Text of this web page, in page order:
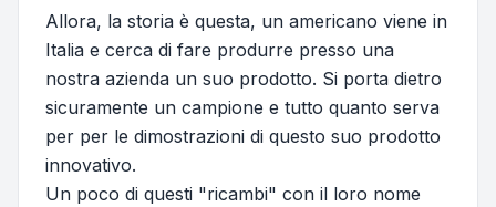
Allora, la storia è questa, un americano viene in
Italia e cerca di fare produrre presso una
nostra azienda un suo prodotto. Si porta dietro
sicuramente un campione e tutto quanto serva
per per le dimostrazioni di questo suo prodotto
innovativo.
Un poco di questi "ricambi" con il loro nome